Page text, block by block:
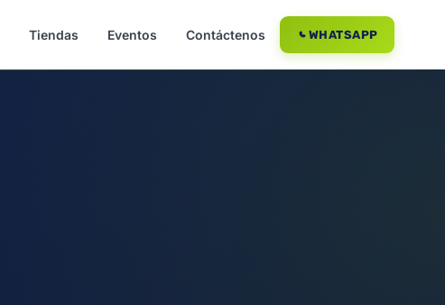
Tiendas Eventos Contáctenos WHATSAPP